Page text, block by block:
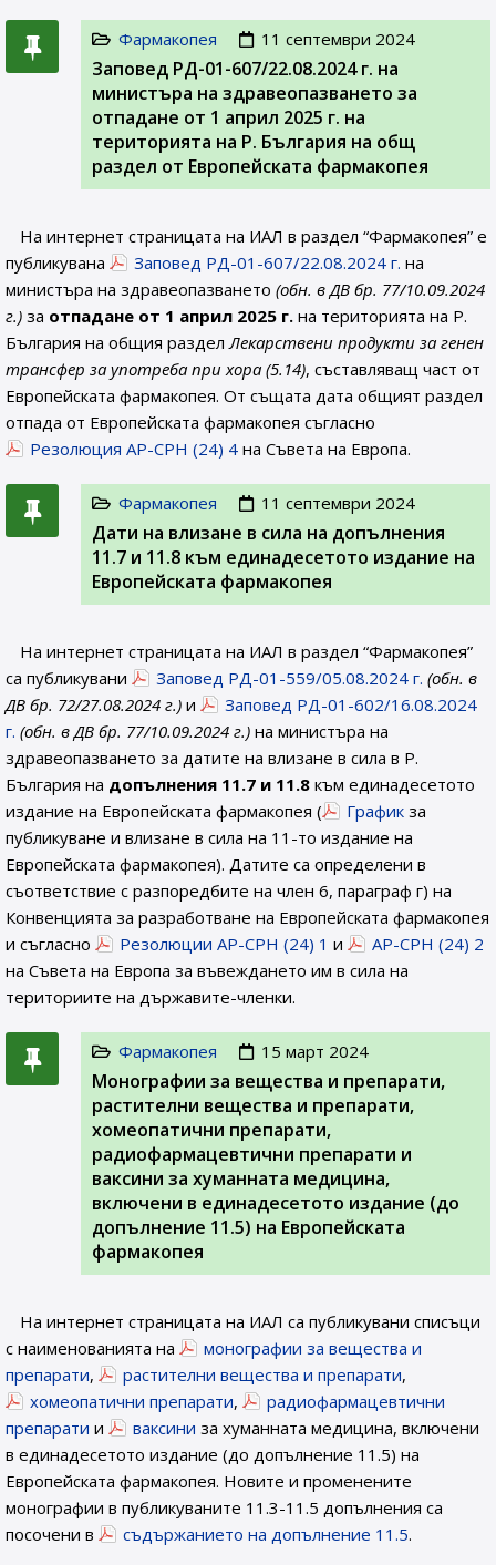
Фармакопея 11 септември 2024
Заповед РД-01-607/22.08.2024 г. на
министъра на здравеопазването за
отпадане от 1 април 2025 г. на
територията на Р. България на общ
раздел от Европейската фармакопея
На интернет страницата на ИАЛ в раздел “Фармакопея” е
публикувана
Заповед РД-01-607/22.08.2024 г. на
министъра на здравеопазването (обн. в ДВ бр. 77/10.09.2024
г.) за отпадане от 1 април 2025 г. на територията на Р.
България на общия разделЛекарствени продукти за генен
трансфер за употреба при хора (5.14), съставляващ част от
Европейската фармакопея. От същата дата общият раздел
отпада от Европейската фармакопея съгласно
Резолюция AP-CPH (24) 4 на Съвета на Европа.
Фармакопея 11 септември 2024
Дати на влизане в сила на допълнения
11.7 и 11.8 към единадесетото издание на
Европейската фармакопея
На интернет страницата на ИАЛ в раздел “Фармакопея”
са публикувани
Заповед РД-01-559/05.08.2024 г. (обн. в
ДВ бр. 72/27.08.2024 г.) и
Заповед РД-01-602/16.08.2024
г. (обн. в ДВ бр. 77/10.09.2024 г.) на министъра на
здравеопазването за датите на влизане в сила в Р.
България на допълнения 11.7 и 11.8 към единадесетото
издание на Европейската фармакопея (
График за
публикуване и влизане в сила на 11-то издание на
Европейската фармакопея). Датите са определени в
съответствие с разпоредбите на член 6, параграф г) на
Конвенцията за разработване на Европейската фармакопея
и съгласно
Резолюции AP-CPH (24) 1 и
AP-CPH (24) 2
на Съвета на Европа за въвеждането им в сила на
териториите на държавите-членки.
Фармакопея 15 март 2024
Монографии за вещества и препарати,
растителни вещества и препарати,
хомеопатични препарати,
радиофармацевтични препарати и
ваксини за хуманната медицина,
включени в единадесетото издание (до
допълнение 11.5) на Европейската
фармакопея
На интернет страницата на ИАЛ са публикувани списъци
с наименованията на
монографии за вещества и
препарати, растителни вещества и препарати,
хомеопатични препарати,
радиофармацевтични
препарати и ваксини за хуманната медицина, включени
в единадесетото издание (до допълнение 11.5) на
Европейската фармакопея. Новите и променените
монографии в публикуваните 11.3-11.5 допълнения са
посочени в
съдържанието на допълнение 11.5.